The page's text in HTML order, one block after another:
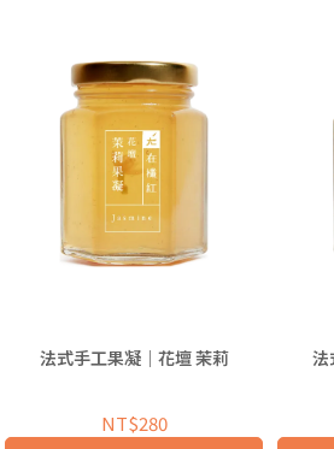
法式手工果凝｜花壇 茉莉
NT$280
法